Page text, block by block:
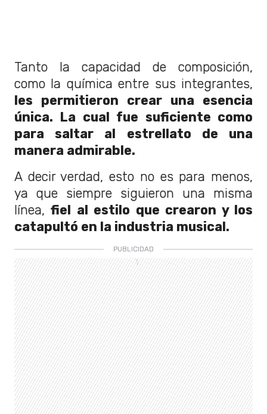
Tanto la capacidad de composición,
como la química entre sus integrantes,
les permitieron crear una esencia
única. La cual fue suficiente como
para saltar al estrellato de una
manera admirable.
A decir verdad, esto no es para menos,
ya que siempre siguieron una misma
línea,fiel al estilo que crearon y los
catapultó en la industria musical.